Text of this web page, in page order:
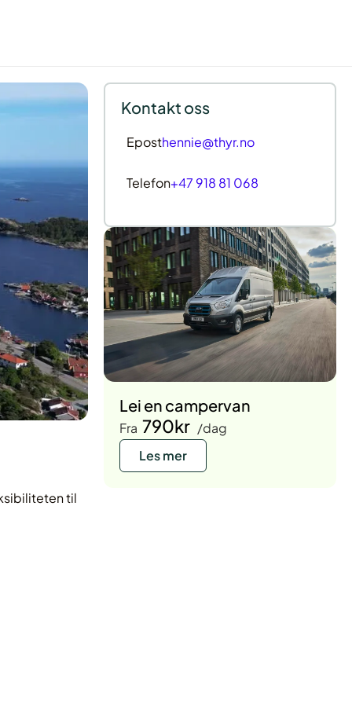
til
Kontakt oss
Eposthennie@thyr.no
Telefon+47 918 81 068
Lei en campervan
Fra 790kr /dag
Les mer